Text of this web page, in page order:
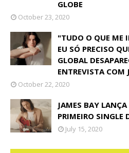
GLOBE
October 23, 2020
"TUDO O QUE ME
EU SÓ PRECISO
GLOBAL
ENTREVISTA COM
October 22, 2020
JAMES BAY
PRIMEIRO SINGLE
July 15, 2020